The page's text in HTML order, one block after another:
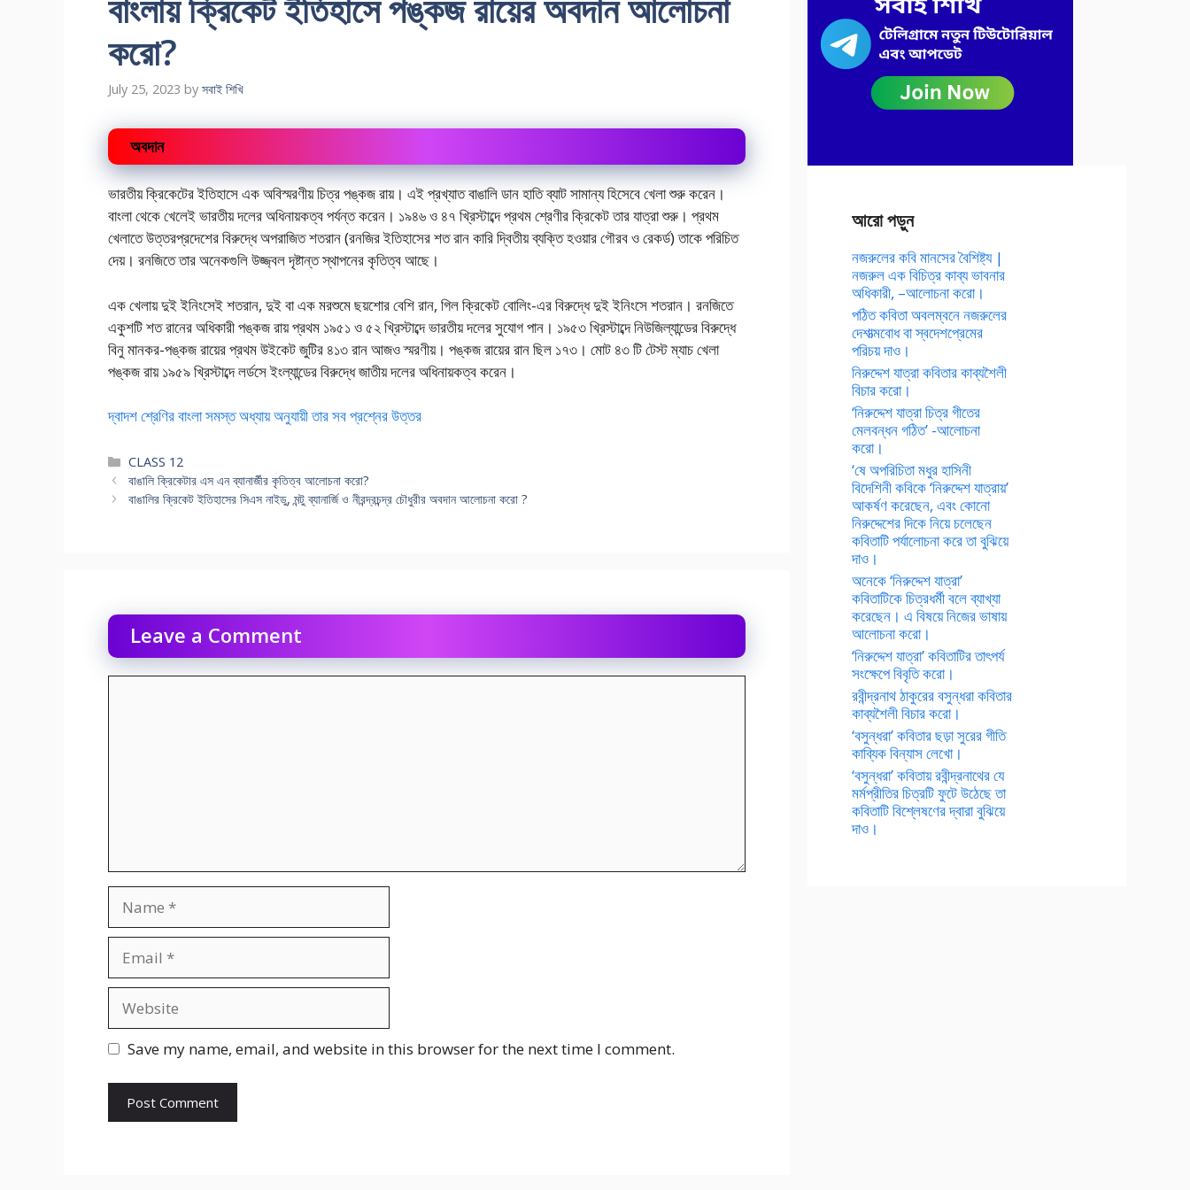
করো?
July 25, 2023 by সবাই শিখি
অবদান
ভারতীয় ক্রিকেটের ইতিহাসে এক অবিস্মরণীয় চিত্র পঙ্কজ রায়। এই প্রখ্যাত বাঙালি ডান হাতি ব্যাট সামান্য হিসেবে খেলা শুরু করেন।
বাংলা থেকে খেলেই ভারতীয় দলের অধিনায়কত্ব পর্যন্ত করেন। ১৯৪৬ ও ৪৭ খ্রিস্টাব্দে প্রথম শ্রেণীর ক্রিকেট তার যাত্রা শুরু। প্রথম
খেলাতে উত্তরপ্রদেশের বিরুদ্ধে অপরাজিত শতরান (রনজির ইতিহাসের শত রান কারি দ্বিতীয় ব্যক্তি হওয়ার গৌরব ও রেকর্ড) তাকে পরিচিত
দেয়। রনজিতে তার অনেকগুলি উজ্জ্বল দৃষ্টান্ত স্থাপনের কৃতিত্ব আছে।
এক খেলায় দুই ইনিংসেই শতরান, দুই বা এক মরশুমে ছয়শোর বেশি রান, গিল ক্রিকেট বোলিং-এর বিরুদ্ধে দুই ইনিংসে শতরান। রনজিতে
একুশটি শত রানের অধিকারী পঙ্কজ রায় প্রথম ১৯৫১ ও ৫২ খ্রিস্টাব্দে ভারতীয় দলের সুযোগ পান। ১৯৫৩ খ্রিস্টাব্দে নিউজিল্যান্ডের বিরুদ্ধে
বিনু মানকর-পঙ্কজ রায়ের প্রথম উইকেট জুটির ৪১৩ রান আজও স্মরণীয়। পঙ্কজ রায়ের রান ছিল ১৭৩। মোট ৪৩ টি টেস্ট ম্যাচ খেলা
পঙ্কজ রায় ১৯৫৯ খ্রিস্টাব্দে লর্ডসে ইংল্যান্ডের বিরুদ্ধে জাতীয় দলের অধিনায়কত্ব করেন।
দ্বাদশ শ্রেণির বাংলা সমস্ত অধ্যায় অনুযায়ী তার সব প্রশ্নের উত্তর
Categories
CLASS 12
বাঙালি ক্রিকেটার এস এন ব্যানার্জীর কৃতিত্ব আলোচনা করো?
বাঙালির ক্রিকেট ইতিহাসের সিএস নাইডু, মন্টু ব্যানার্জি ও নীরন্দ্রচন্দ্র চৌধুরীর অবদান আলোচনা করো ?
Leave a Comment
Save my name, email, and website in this browser for the next time I comment.
আরো পড়ুন
নজরুলের কবি মানসের বৈশিষ্ট্য |
নজরুল এক বিচিত্র কাব্য ভাবনার
অধিকারী, –আলোচনা করো।
পঠিত কবিতা অবলম্বনে নজরুলের
দেশাত্মবোধ বা স্বদেশপ্রেমের
পরিচয় দাও।
নিরুদ্দেশ যাত্রা কবিতার কাব্যশৈলী
বিচার করো।
‘নিরুদ্দেশ যাত্রা চিত্র গীতের
মেলবন্ধন গঠিত’ -আলোচনা
করো।
‘ষে অপরিচিতা মধুর হাসিনী
বিদেশিনী কবিকে ‘নিরুদ্দেশ যাত্রায়’
আকর্ষণ করেছেন, এবং কোনো
নিরুদ্দেশের দিকে নিয়ে চলেছেন
কবিতাটি পর্যালোচনা করে তা বুঝিয়ে
দাও।
অনেকে ‘নিরুদ্দেশ যাত্রা’
কবিতাটিকে চিত্রধর্মী বলে ব্যাখ্যা
করেছেন। এ বিষয়ে নিজের ভাষায়
আলোচনা করো।
‘নিরুদ্দেশ যাত্রা’ কবিতাটির তাৎপর্য
সংক্ষেপে বিবৃতি করো।
রবীন্দ্রনাথ ঠাকুরের বসুন্ধরা কবিতার
কাব্যশৈলী বিচার করো।
‘বসুন্ধরা’ কবিতার ছড়া সুরের গীতি
কাব্যিক বিন্যাস লেখো।
‘বসুন্ধরা’ কবিতায় রবীন্দ্রনাথের যে
মর্মপ্রীতির চিত্রটি ফুটে উঠেছে তা
কবিতাটি বিশ্লেষণের দ্বারা বুঝিয়ে
দাও।